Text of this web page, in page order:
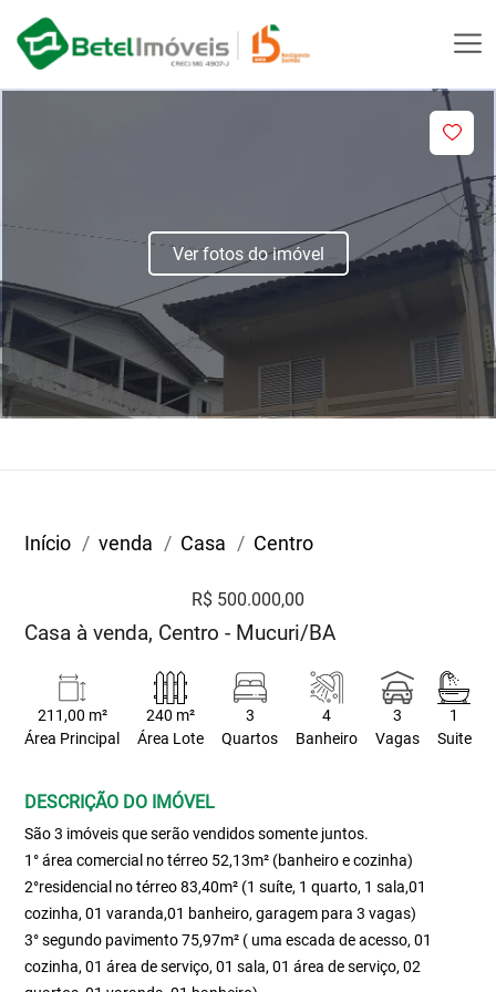
Ver fotos do imóvel
Início venda Casa Centro
R$ 500.000,00
Casa à venda, Centro - Mucuri/BA
211,00 m²
Área Principal
240 m²
Área Lote
3
Quartos
4
Banheiro
3
Vagas
1
Suite
DESCRIÇÃO DO IMÓVEL
São 3 imóveis que serão vendidos somente juntos.
1° área comercial no térreo 52,13m² (banheiro e cozinha)
2°residencial no térreo 83,40m² (1 suíte, 1 quarto, 1 sala,01
cozinha, 01 varanda,01 banheiro, garagem para 3 vagas)
3° segundo pavimento 75,97m² ( uma escada de acesso, 01
cozinha, 01 área de serviço, 01 sala, 01 área de serviço, 02